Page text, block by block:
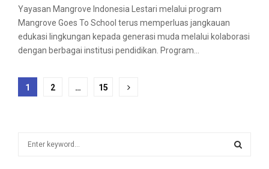
Yayasan Mangrove Indonesia Lestari melalui program
Mangrove Goes To School terus memperluas jangkauan
edukasi lingkungan kepada generasi muda melalui kolaborasi
dengan berbagai institusi pendidikan. Program...
Posts
1 2 … 15